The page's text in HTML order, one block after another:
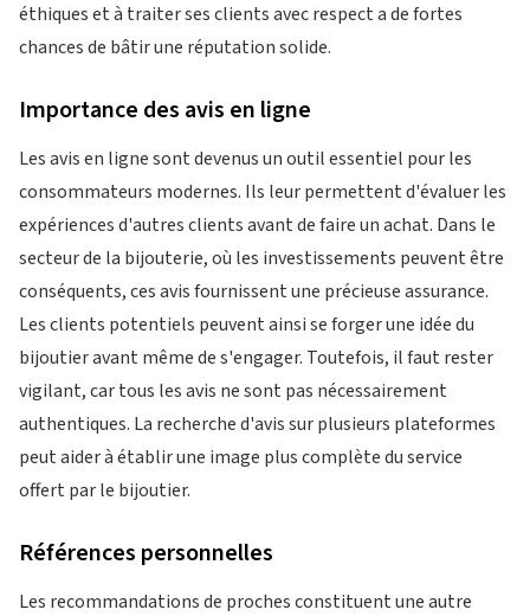
éthiques et à traiter ses clients avec respect a de fortes
chances de bâtir une réputation solide.
Importance des avis en ligne
Les avis en ligne sont devenus un outil essentiel pour les
consommateurs modernes. Ils leur permettent d'évaluer les
expériences d'autres clients avant de faire un achat. Dans le
secteur de la bijouterie, où les investissements peuvent être
conséquents, ces avis fournissent une précieuse assurance.
Les clients potentiels peuvent ainsi se forger une idée du
bijoutier avant même de s'engager. Toutefois, il faut rester
vigilant, car tous les avis ne sont pas nécessairement
authentiques. La recherche d'avis sur plusieurs plateformes
peut aider à établir une image plus complète du service
offert par le bijoutier.
Références personnelles
Les recommandations de proches constituent une autre